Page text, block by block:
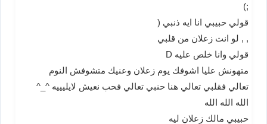
;)
قولي حبيبي انا ايه ذنبي (
, , لو انت زعلان من قلبي
قولي وانا خلص عليه D
متهونش عليا اشوفك يوم زعلان وعنيك متشوفش النوم
تعالي فقلبي تعالي هنا حنبي تعالي فحب نعيش لايليييه ^_^
الله الله الله
حبيبي مالك زعلان ليه